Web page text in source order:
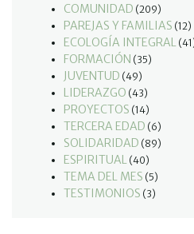
COMUNIDAD (209)
PAREJAS Y FAMILIAS (12)
ECOLOGÍA INTEGRAL
FORMACIÓN (35)
JUVENTUD (49)
LIDERAZGO (43)
PROYECTOS (14)
TERCERA EDAD (6)
SOLIDARIDAD (89)
ESPIRITUAL (40)
TEMA DEL MES (5)
TESTIMONIOS (3)